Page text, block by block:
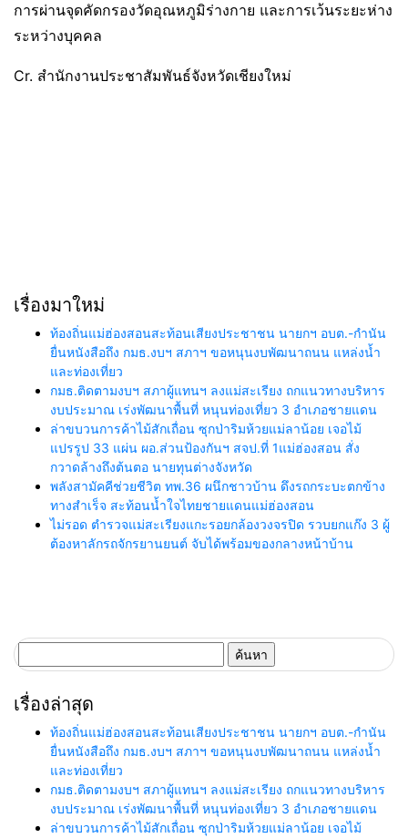
การผ่านจุดคัดกรองวัดอุณหภูมิร่างกาย และการเว้นระยะห่าง
ระหว่างบุคคล
Cr. สำนักงานประชาสัมพันธ์จังหวัดเชียงใหม่
เรื่องมาใหม่
ท้องถิ่นแม่ฮ่องสอนสะท้อนเสียงประชาชน นายกฯ อบต.-กำนัน
ยื่นหนังสือถึง กมธ.งบฯ สภาฯ ขอหนุนงบพัฒนาถนน แหล่งน้ำ
และท่องเที่ยว
กมธ.ติดตามงบฯ สภาผู้แทนฯ ลงแม่สะเรียง ถกแนวทางบริหาร
งบประมาณ เร่งพัฒนาพื้นที่ หนุนท่องเที่ยว 3 อำเภอชายแดน
ล่าขบวนการค้าไม้สักเถื่อน ซุกป่าริมห้วยแม่ลาน้อย เจอไม้
แปรรูป 33 แผ่น ผอ.ส่วนป้องกันฯ สจป.ที่ 1แม่ฮ่องสอน สั่ง
กวาดล้างถึงต้นตอ นายทุนต่างจังหวัด
พลังสามัคคีช่วยชีวิต ทพ.36 ผนึกชาวบ้าน ดึงรถกระบะตกข้าง
ทางสำเร็จ สะท้อนน้ำใจไทยชายแดนแม่ฮ่องสอน
ไม่รอด ตำรวจแม่สะเรียงแกะรอยกล้องวงจรปิด รวบยกแก๊ง 3 ผู้
ต้องหาลักรถจักรยานยนต์ จับได้พร้อมของกลางหน้าบ้าน
สำหรับ:
เรื่องล่าสุด
ท้องถิ่นแม่ฮ่องสอนสะท้อนเสียงประชาชน นายกฯ อบต.-กำนัน
ยื่นหนังสือถึง กมธ.งบฯ สภาฯ ขอหนุนงบพัฒนาถนน แหล่งน้ำ
และท่องเที่ยว
กมธ.ติดตามงบฯ สภาผู้แทนฯ ลงแม่สะเรียง ถกแนวทางบริหาร
งบประมาณ เร่งพัฒนาพื้นที่ หนุนท่องเที่ยว 3 อำเภอชายแดน
ล่าขบวนการค้าไม้สักเถื่อน ซุกป่าริมห้วยแม่ลาน้อย เจอไม้